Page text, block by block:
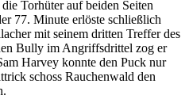
Torhüter auf beiden Seiten
77. Minute erlöste schließlich
mit seinem dritten Treffer des
Bully im Angriffsdrittel zog er
Harvey konnte den Puck nur
schoss Rauchenwald den